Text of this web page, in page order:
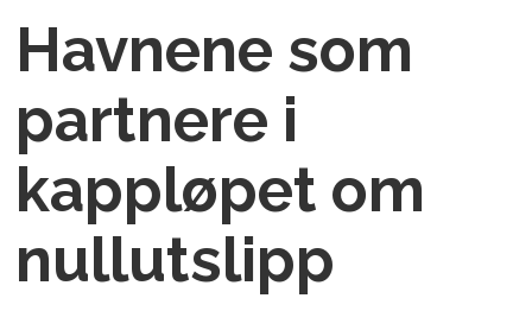
Havnene som
partnere i
kappløpet om
nullutslipp